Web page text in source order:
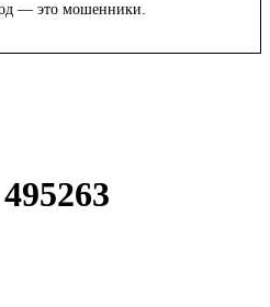
— это мошенники.